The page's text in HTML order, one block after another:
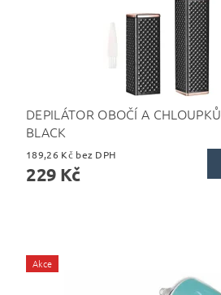
DEPILÁTOR OBOČÍ A
BLACK
189,26 Kč bez DPH
229 Kč
Akce